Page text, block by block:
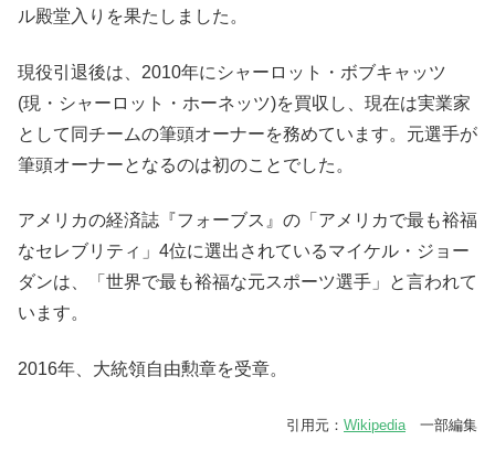
ル殿堂入りを果たしました。
現役引退後は、2010年にシャーロット・ボブキャッツ
(現・シャーロット・ホーネッツ)を買収し、現在は実業家
として同チームの筆頭オーナーを務めています。元選手が
筆頭オーナーとなるのは初のことでした。
アメリカの経済誌『フォーブス』の「アメリカで最も裕福
なセレブリティ」4位に選出されているマイケル・ジョー
ダンは、「世界で最も裕福な元スポーツ選手」と言われて
います。
2016年、大統領自由勲章を受章。
引用元： Wikipedia 一部編集